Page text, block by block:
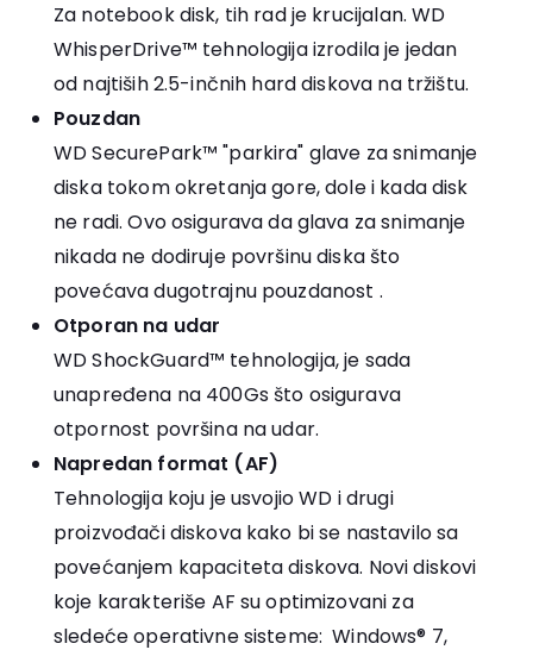
Za notebook disk, tih rad je krucijalan. WD
WhisperDrive™ tehnologija izrodila je jedan
od najtiših 2.5-inčnih hard diskova na tržištu.
Pouzdan
WD SecurePark™ "parkira" glave za snimanje
diska tokom okretanja gore, dole i kada disk
ne radi. Ovo osigurava da glava za snimanje
nikada ne dodiruje površinu diska što
povećava dugotrajnu pouzdanost .
Otporan na udar
WD ShockGuard™ tehnologija, je sada
unapređena na 400Gs što osigurava
otpornost površina na udar.
Napredan format (AF)
Tehnologija koju je usvojio WD i drugi
proizvođači diskova kako bi se nastavilo sa
povećanjem kapaciteta diskova. Novi diskovi
koje karakteriše AF su optimizovani za
sledeće operativne sisteme: Windows® 7,